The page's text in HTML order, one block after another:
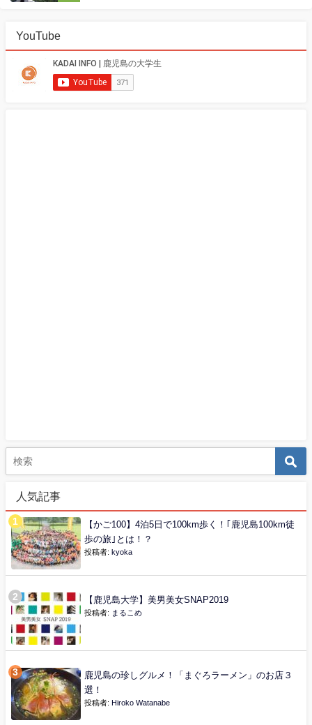
YouTube
人気記事
【かご100】4泊5日で100km歩く！｢鹿児島100km徒
歩の旅｣とは！？
投稿者: kyoka
【鹿児島大学】美男美女SNAP2019
投稿者: まるこめ
鹿児島の珍しグルメ！「まぐろラーメン」のお店３
選！
投稿者: Hiroko Watanabe